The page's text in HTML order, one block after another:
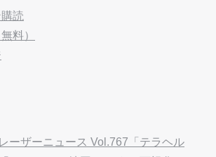
読
料）
ーザーニュース Vol.767「テラヘル